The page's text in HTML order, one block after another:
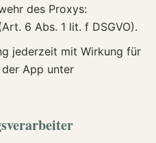
des Proxys:
6 Abs. 1 lit. f DSGVO).
jederzeit mit Wirkung für
App unter